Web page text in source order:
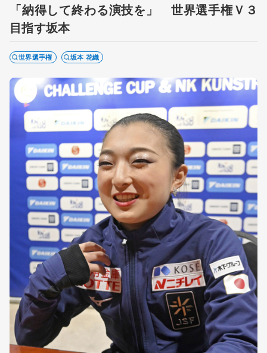
「納得して終わる演技を」 世界選手権Ｖ３
目指す坂本
世界選手権 坂本 花織